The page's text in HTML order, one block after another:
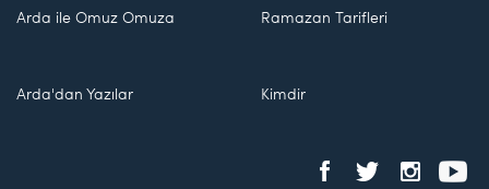
Arda ile Omuz Omuza Ramazan Tarifleri
Arda'dan Yazılar Kimdir